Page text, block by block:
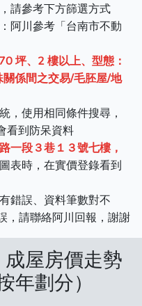
請參考下方篩選方式
阿川參考「台南市不動
坪、2 樓以上、型態：
係間之交易/毛胚屋/地
，使用相同條件搜尋，
看到防呆資料
一段３巷１３號七樓，
圖表時，在實價登錄看到
錯誤、資料筆數對不
，請聯絡阿川回報，謝謝
成屋房價走勢
年劃分）